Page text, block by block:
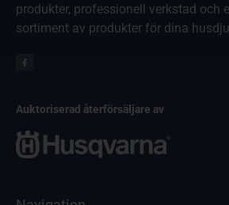
produkter, professionell verkstad och
sortiment av produkter för dina
Auktoriserad återförsäljare av